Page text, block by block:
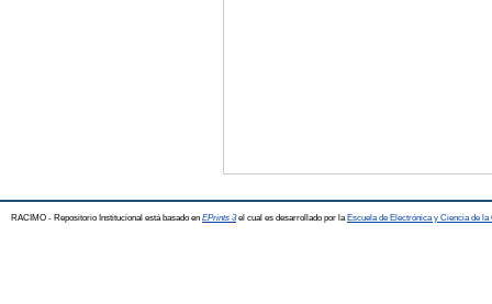
RACIMO - Repositorio Institucional está basado en EPrints 3el cual es desarrollado por la Escuela de Electrónica y Ciencia de la